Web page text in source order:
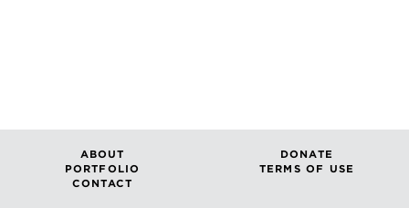
ABOUT
DONATE
PORTFOLIO
TERMS OF USE
CONTACT